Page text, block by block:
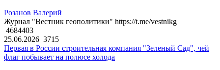
Розанов Валерий
Журнал "Вестник геополитики" https://t.me/vestnikg
4684403
25.06.2026 3715
Первая в России строительная компания "Зеленый Сад", чей
флаг побывает на полюсе холода